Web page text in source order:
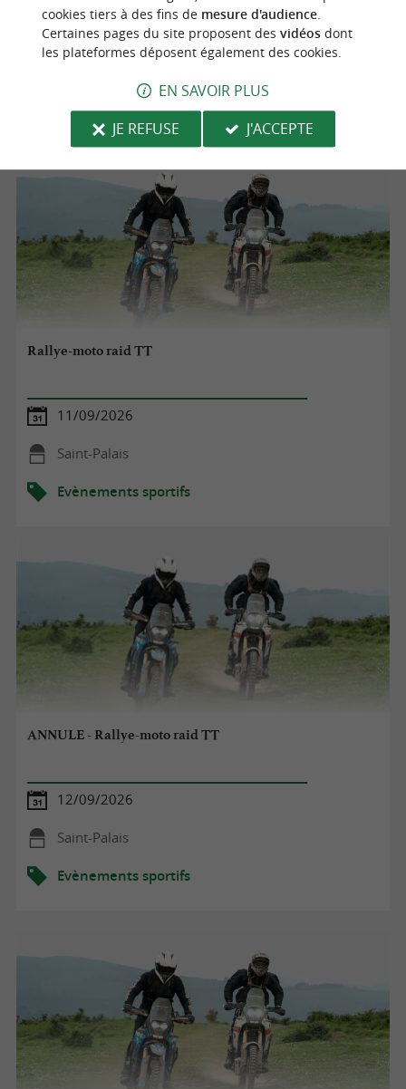
11/09/2026
Evènements sportifs
Rallye-moto raid TT
11/09/2026
Saint-Palais
Evènements sportifs
ANNULE - Rallye-moto raid TT
12/09/2026
Saint-Palais
Evènements sportifs
cookies tiers à des fins de mesure d'audience.
Certaines pages du site proposent des vidéosdont
les plateformes déposent également des cookies.
EN SAVOIR PLUS
JE REFUSE
J'ACCEPTE